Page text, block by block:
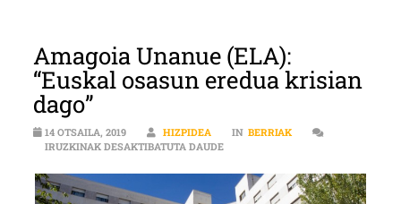
Amagoia Unanue (ELA):
“Euskal osasun eredua krisian
dago”
14 OTSAILA, 2019 HIZPIDEA IN BERRIAK
IRUZKINAK DESAKTIBATUTA DAUDEAMAGOIA UNANUE (ELA): “EUSKAL